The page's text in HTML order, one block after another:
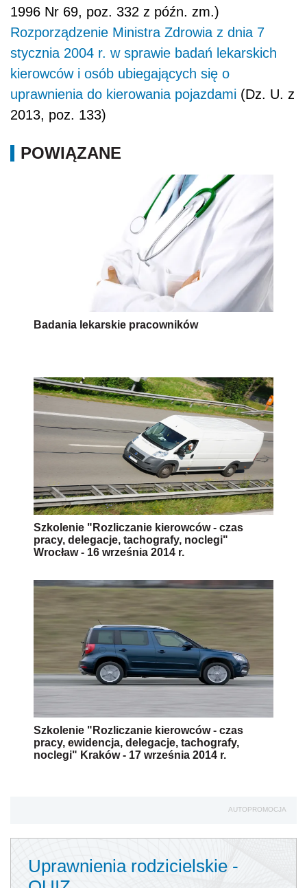
1996 Nr 69, poz. 332 z późn. zm.)
Rozporządzenie Ministra Zdrowia z dnia 7
stycznia 2004 r. w sprawie badań lekarskich
kierowców i osób ubiegających się o
uprawnienia do kierowania pojazdami (Dz. U. z
2013, poz. 133)
POWIĄZANE
Badania lekarskie pracowników
Szkolenie "Rozliczanie kierowców - czas
pracy, delegacje, tachografy, noclegi"
Wrocław - 16 września 2014 r.
Szkolenie "Rozliczanie kierowców - czas
pracy, ewidencja, delegacje, tachografy,
noclegi" Kraków - 17 września 2014 r.
AUTOPROMOCJA
Uprawnienia rodzicielskie -